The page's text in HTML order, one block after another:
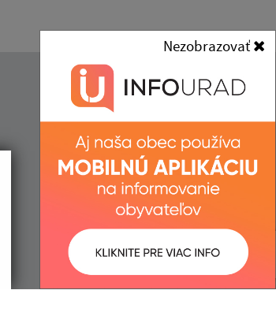
Kontakt:
Obec (Kisgéres)
Obecný úrad (Kisgéres)
Družstevná 233
076 52 Malý Horeš
info@malyhores.sk
IČO: 00331724
Nezobrazovať